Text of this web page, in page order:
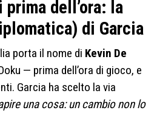
prima dell’ora: la
di Garcia
porta il nome di Kevin De
— prima dell’ora di gioco, e
Garcia ha scelto la via
una cosa: un cambio non lo